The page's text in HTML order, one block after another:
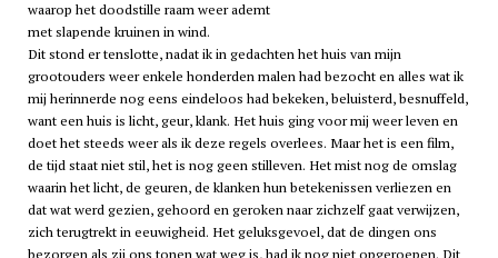
waarop het doodstille raam weer ademt
met slapende kruinen in wind.
Dit stond er tenslotte, nadat ik in gedachten het huis van mijn
grootouders weer enkele honderden malen had bezocht en alles wat ik
mij herinnerde nog eens eindeloos had bekeken, beluisterd, besnuffeld,
want een huis is licht, geur, klank. Het huis ging voor mij weer leven en
doet het steeds weer als ik deze regels overlees. Maar het is een film,
de tijd staat niet stil, het is nog geen stilleven. Het mist nog de omslag
waarin het licht, de geuren, de klanken hun betekenissen verliezen en
dat wat werd gezien, gehoord en geroken naar zichzelf gaat verwijzen,
zich terugtrekt in eeuwigheid. Het geluksgevoel, dat de dingen ons
bezorgen als zij ons tonen wat weg is, had ik nog niet opgeroepen. Dit